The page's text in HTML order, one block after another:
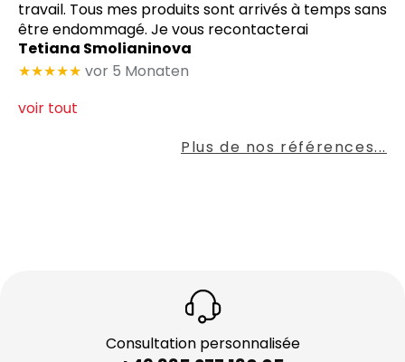
travail. Tous mes produits sont arrivés à temps sans
être endommagé. Je vous recontacterai
Tetiana Smolianinova
★★★★★ vor 5 Monaten
voir tout
Plus de nos références...
Consultation personnalisée